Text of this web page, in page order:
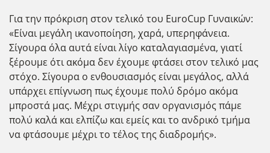
Για την πρόκριση στον τελικό του EuroCup Γυναικών:
«Είναι μεγάλη ικανοποίηση, χαρά, υπερηφάνεια.
Σίγουρα όλα αυτά είναι λίγο καταλαγιασμένα, γιατί
ξέρουμε ότι ακόμα δεν έχουμε φτάσει στον τελικό μας
στόχο. Σίγουρα ο ενθουσιασμός είναι μεγάλος, αλλά
υπάρχει επίγνωση πως έχουμε πολύ δρόμο ακόμα
μπροστά μας. Μέχρι στιγμής σαν οργανισμός πάμε
πολύ καλά και ελπίζω και εμείς και το ανδρικό τμήμα
να φτάσουμε μέχρι το τέλος της διαδρομής».